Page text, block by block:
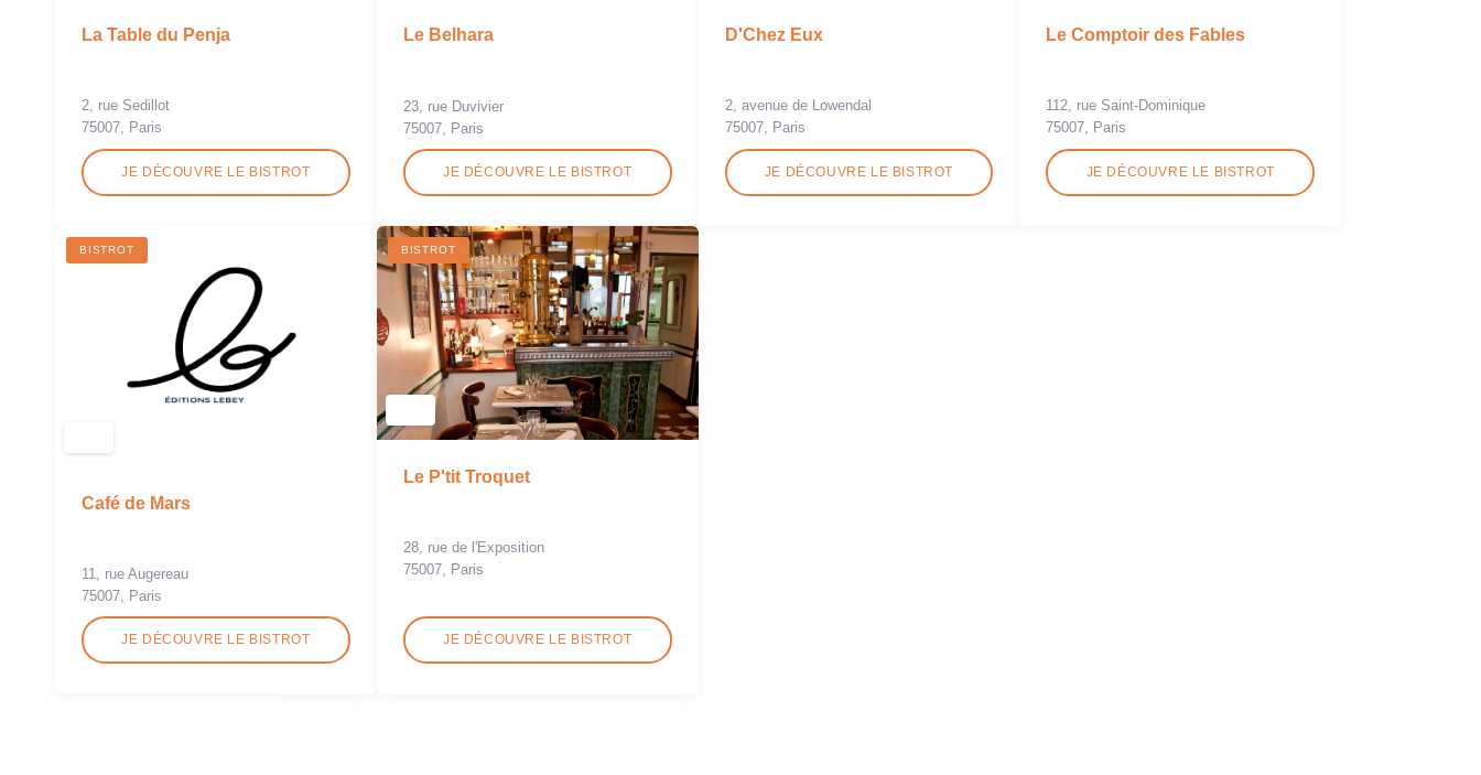
La Table du Penja
2, rue Sedillot
75007, Paris
JE DÉCOUVRE LE BISTROT
Le Belhara
23, rue Duvivier
75007, Paris
JE DÉCOUVRE LE BISTROT
D'Chez Eux
2, avenue de Lowendal
75007, Paris
JE DÉCOUVRE LE BISTROT
Le Comptoir des Fables
112, rue Saint-Dominique
75007, Paris
JE DÉCOUVRE LE BISTROT
BISTROT
Café de Mars
11, rue Augereau
75007, Paris
JE DÉCOUVRE LE BISTROT
BISTROT
Le P'tit Troquet
28, rue de l'Exposition
75007, Paris
JE DÉCOUVRE LE BISTROT